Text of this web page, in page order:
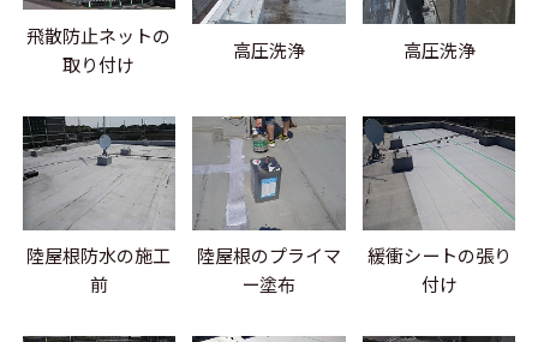
飛散防止ネットの
取り付け
高圧洗浄 高圧洗浄
陸屋根防水の施工
前
陸屋根のプライマ
ー塗布
緩衝シートの張り
付け